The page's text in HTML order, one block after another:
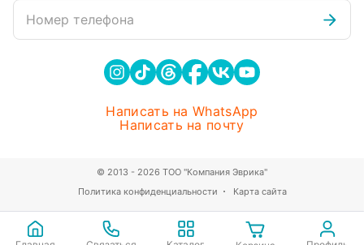
Номер телефона
Написать на WhatsApp
Написать на почту
Политика конфиденциальности Карта сайта
© 2013 - 2026 ТОО "Компания Эврика"